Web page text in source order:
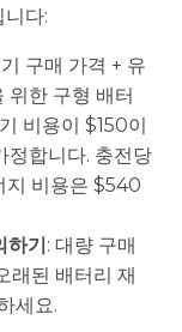
다:
구매 가격 + 유
위한 구형 배터
비용이 $150이
정합니다. 충전당
지 비용은 $540
기 : 대량 구매
래된 배터리 재
세요.